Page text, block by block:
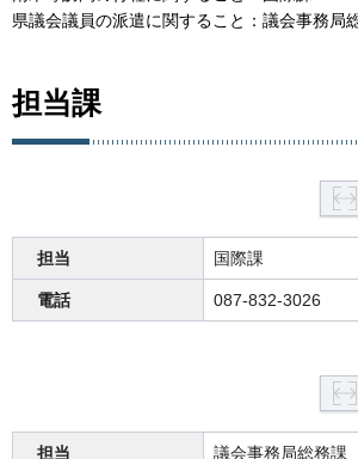
県議会議員の派遣に関すること：議会事務局
担当課
担当 国際課
電話 087-832-3026
担当 議会事務局総務課